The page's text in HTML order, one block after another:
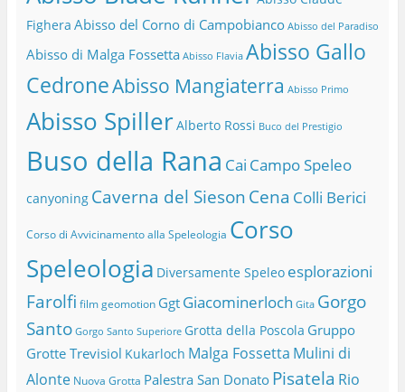
Fighera Abisso del Corno di Campobianco Abisso del Paradiso
Abisso di Malga Fossetta Abisso Flavia Abisso Gallo
CedroneAbisso Mangiaterra Abisso Primo
Abisso SpillerAlberto Rossi Buco del Prestigio
Buso della Rana Cai Campo Speleo
canyoning Caverna del Sieson Cena Colli Berici
Corso di Avvicinamento alla Speleologia Corso
Speleologia Diversamente Speleo esplorazioni
Farolfi film geomotion Ggt Giacominerloch Gita Gorgo
Santo Gorgo Santo Superiore Grotta della Poscola Gruppo
Grotte Trevisiol Kukarloch Malga Fossetta Mulini di
Alonte Nuova Grotta Palestra San Donato Pisatela Rio